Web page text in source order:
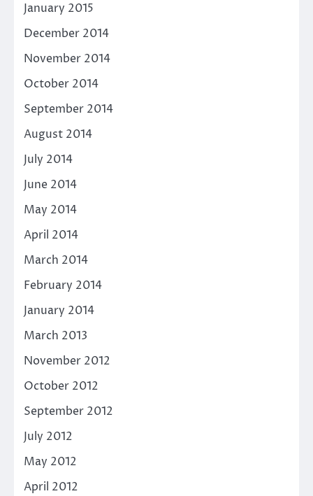
January 2015
December 2014
November 2014
October 2014
September 2014
August 2014
July 2014
June 2014
May 2014
April 2014
March 2014
February 2014
January 2014
March 2013
November 2012
October 2012
September 2012
July 2012
May 2012
April 2012